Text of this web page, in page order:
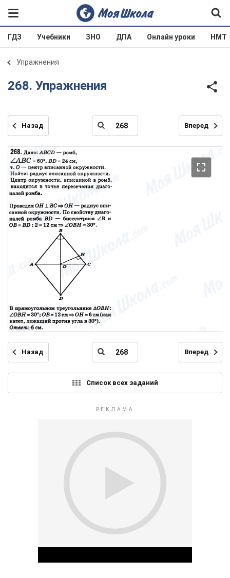
ГДЗ Учебники ЗНО ДПА Онлайн уроки НМТ
Упражнения
268. Упражнения
Назад Вперед
Назад Вперед
Список всех заданий